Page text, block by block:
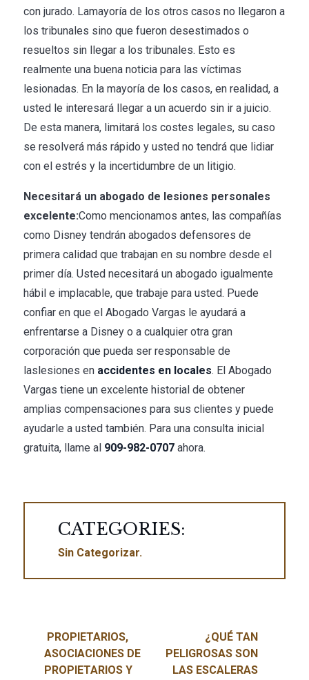
con jurado. Lamayoría de los otros casos no llegaron a
los tribunales sino que fueron desestimados o
resueltos sin llegar a los tribunales. Esto es
realmente una buena noticia para las víctimas
lesionadas. En la mayoría de los casos, en realidad, a
usted le interesará llegar a un acuerdo sin ir a juicio.
De esta manera, limitará los costes legales, su caso
se resolverá más rápido y usted no tendrá que lidiar
con el estrés y la incertidumbre de un litigio.
Necesitará un abogado de lesiones personales
excelente:Como mencionamos antes, las compañías
como Disney tendrán abogados defensores de
primera calidad que trabajan en su nombre desde el
primer día. Usted necesitará un abogado igualmente
hábil e implacable, que trabaje para usted. Puede
confiar en que el Abogado Vargas le ayudará a
enfrentarse a Disney o a cualquier otra gran
corporación que pueda ser responsable de
laslesiones en accidentes en locales. El Abogado
Vargas tiene un excelente historial de obtener
amplias compensaciones para sus clientes y puede
ayudarle a usted también. Para una consulta inicial
gratuita, llame al 909-982-0707 ahora.
CATEGORIES:
Sin Categorizar
Navegación de entradas
PROPIETARIOS,
ASOCIACIONES DE
PROPIETARIOS Y
¿QUÉ TAN
PELIGROSAS SON
LAS ESCALERAS